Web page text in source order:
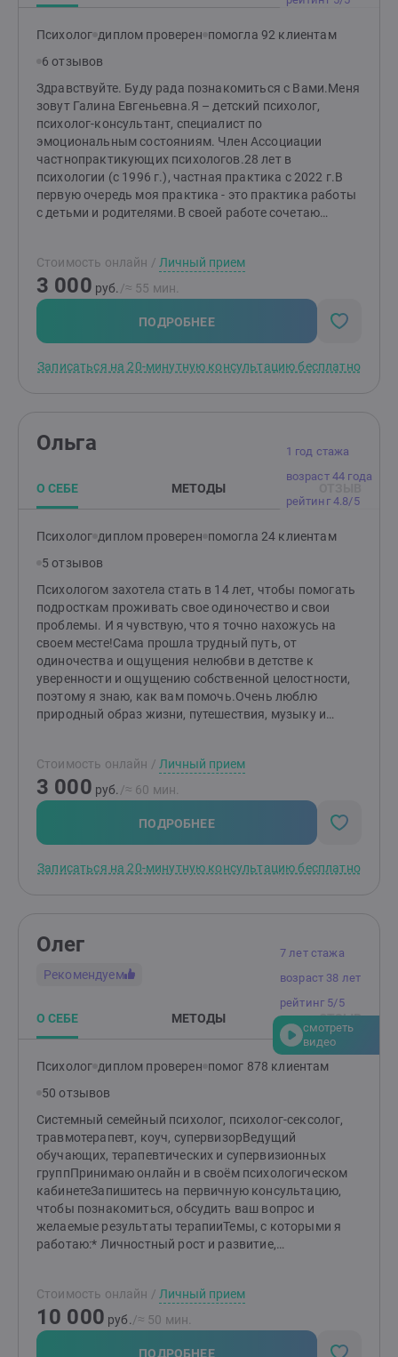
Психолог диплом проверен помогла 92 клиентам
6 отзывов
Здравствуйте. Буду рада познакомиться с Вами.Меня
зовут Галина Евгеньевна.Я – детский психолог,
психолог-консультант, специалист по
эмоциональным состояниям. Член Ассоциации
частнопрактикующих психологов.28 лет в
психологии (с 1996 г.), частная практика с 2022 г.В
первую очередь моя практика - это практика работы
с детьми и родителями.В своей работе сочетаю
подход К. Роджерса.Я постоянно совершенствую
свои навыки - осваиваю новые методы и техники,
прохожу дополнительное обучение, заканчиваю
курсы повышения квалификации.Большой опыт
работы в команде психологов-практиков в Центре
социальной помощи.Каждая ситуация уникальна, но
удовлетворит.Работаю очень бережно, всегда
Стоимость онлайн / Личный прием
3 000 руб. /≈ 55 мин.
ПОДРОБНЕЕ
Записаться на 20-минутную консультацию бесплатно
1 год стажа
возраст 44 года
рейтинг 4.8/5
Ольга
О СЕБЕ МЕТОДЫ
Психолог диплом проверен помогла 24 клиентам
5 отзывов
Психологом захотела стать в 14 лет, чтобы помогать
подросткам проживать свое одиночество и свои
проблемы. И я чувствую, что я точно нахожусь на
своем месте!Сама прошла трудный путь, от
одиночества и ощущения нелюбви в детстве к
уверенности и ощущению собственной целостности,
поэтому я знаю, как вам помочь.Очень люблю
природный образ жизни, путешествия, музыку и
Стоимость онлайн / Личный прием
3 000 руб. /≈ 60 мин.
ПОДРОБНЕЕ
Записаться на 20-минутную консультацию бесплатно
7 лет стажа
возраст 38 лет
рейтинг 5/5
смотреть
видео
Олег
Рекомендуем
О СЕБЕ МЕТОДЫ ОТЗЫВ
Психолог диплом проверен помог 878 клиентам
50 отзывов
Системный семейный психолог, психолог-сексолог,
травмотерапевт, коуч, супервизорВедущий
обучающих, терапевтических и супервизионных
группПринимаю онлайн и в своём психологическом
кабинетеЗапишитесь на первичную консультацию,
чтобы познакомиться, обсудить ваш вопрос и
желаемые результаты терапииТемы, с которыми я
работаю:* Личностный рост и развитие,
НЕТПроблемы в общенииСложные чувства - вина,
стыд, ревность, зависть, агрессияПанические атаки,
страх, тревога, внутреннее напряжениеСтресс,
эмоциональное выгораниеХроническая усталость,
Стоимость онлайн / Личный прием
10 000 руб./≈ 50 мин.
ПОДРОБНЕЕ